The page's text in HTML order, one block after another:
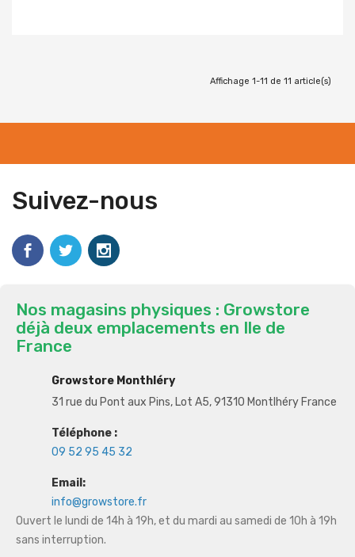
Affichage 1-11 de 11 article(s)
Suivez-nous
Nos magasins physiques : Growstore
déjà deux emplacements en Ile de
France
Growstore Monthléry
31 rue du Pont aux Pins, Lot A5, 91310 Montlhéry France
Téléphone :
09 52 95 45 32
Email:
info@growstore.fr
Ouvert le lundi de 14h à 19h, et du mardi au samedi de 10h à 19h
sans interruption.